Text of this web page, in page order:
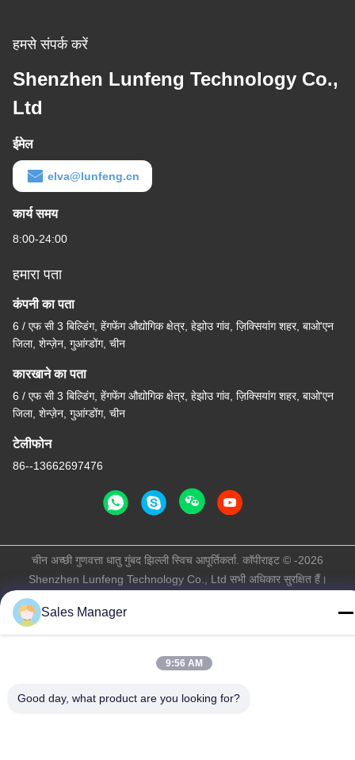
हमसे संपर्क करें
Shenzhen Lunfeng Technology Co.,
Ltd
ईमेल
elva@lunfeng.cn
कार्य समय
8:00-24:00
हमारा पता
कंपनी का पता
6 / एफ सी 3 बिल्डिंग, हेंगफेंग औद्योगिक क्षेत्र, हेझोउ गांव, ज़िक्सियांग शहर, बाओ'एन
जिला, शेन्ज़ेन, गुआंग्डोंग, चीन
कारखाने का पता
6 / एफ सी 3 बिल्डिंग, हेंगफेंग औद्योगिक क्षेत्र, हेझोउ गांव, ज़िक्सियांग शहर, बाओ'एन
जिला, शेन्ज़ेन, गुआंग्डोंग, चीन
टेलीफोन
86--13662697476
चीन अच्छी गुणवत्ता धातु गुंबद झिल्ली स्विच आपूर्तिकर्ता. कॉपीराइट © -2026
Shenzhen Lunfeng Technology Co., Ltd सभी अधिकार सुरक्षित हैं।
Sales Manager
9:56 AM
Good day, what product are you looking for?